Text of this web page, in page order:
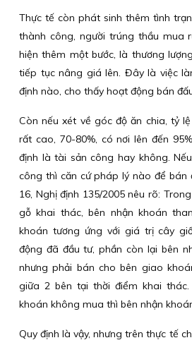
Thực tế còn phát sinh thêm tình
thành công, người trúng thầu mua
hiện thêm một bước, là thương
tiếp tục nâng giá lên. Đây là việc
định nào, cho thấy hoạt động bán
Còn nếu xét về góc độ ăn chia, tỷ
rất cao, 70-80%, có nơi lên đến
định là tài sản công hay không.
công thì căn cứ pháp lý nào để bán
16, Nghị định 135/2005 nêu rõ:
gỗ khai thác, bên nhận khoán
khoán tương ứng với giá trị cây
động đã đầu tư, phần còn lại bên
nhưng phải bán cho bên giao
giữa 2 bên tại thời điểm khai
khoán không mua thì bên nhận
Quy định là vậy, nhưng trên thực tế